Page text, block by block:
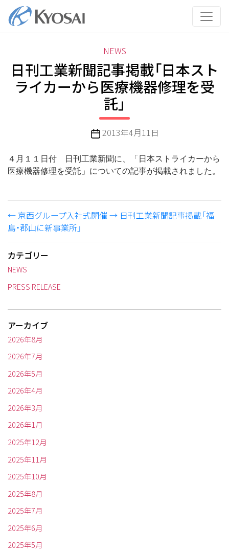
テ
カ
テ
ゴ
リ
ー
NEWS
日刊工業新聞記事掲載「日本スト
ライカーから医療機器修理を受
託」
投
日
2013年4月11日
４月１１日付 日刊工業新聞に、「日本ストライカーから
医療機器修理を受託」についての記事が掲載されました。
←京西グループ入社式開催 → 日刊工業新聞記事掲載「福
島・郡山に新事業所」
カテゴリー
NEWS
PRESS RELEASE
アーカイブ
2026年8月
2026年7月
2026年5月
2026年4月
2026年3月
2026年1月
2025年12月
2025年11月
2025年10月
2025年8月
2025年7月
2025年6月
2025年5月